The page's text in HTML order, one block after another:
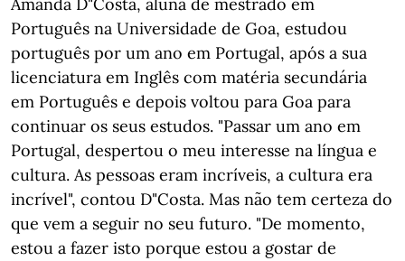
Português na Universidade de Goa, estudou
português por um ano em Portugal, após a sua
licenciatura em Inglês com matéria secundária
em Português e depois voltou para Goa para
continuar os seus estudos. "Passar um ano em
Portugal, despertou o meu interesse na língua e
cultura. As pessoas eram incríveis, a cultura era
incrível", contou D"Costa. Mas não tem certeza do
que vem a seguir no seu futuro. "De momento,
estou a fazer isto porque estou a gostar de